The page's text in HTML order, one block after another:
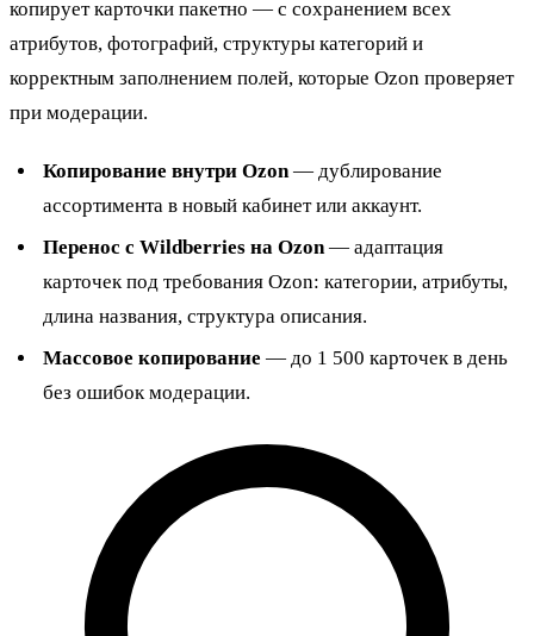
копирует карточки пакетно — с сохранением всех
атрибутов, фотографий, структуры категорий и
корректным заполнением полей, которые Ozon проверяет
при модерации.
Копирование внутри Ozon— дублирование
ассортимента в новый кабинет или аккаунт.
Перенос с Wildberries на Ozon— адаптация
карточек под требования Ozon: категории, атрибуты,
длина названия, структура описания.
Массовое копирование — до 1 500 карточек в день
без ошибок модерации.